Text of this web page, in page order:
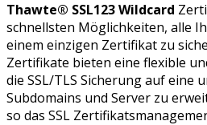
Thawte® SSL123 Wildcard
schnellsten Möglichkeiten, alle
einem einzigen Zertifikat zu
Zertifikate bieten eine flexible
die SSL/TLS Sicherung auf eine
Subdomains und Server zu
so das SSL